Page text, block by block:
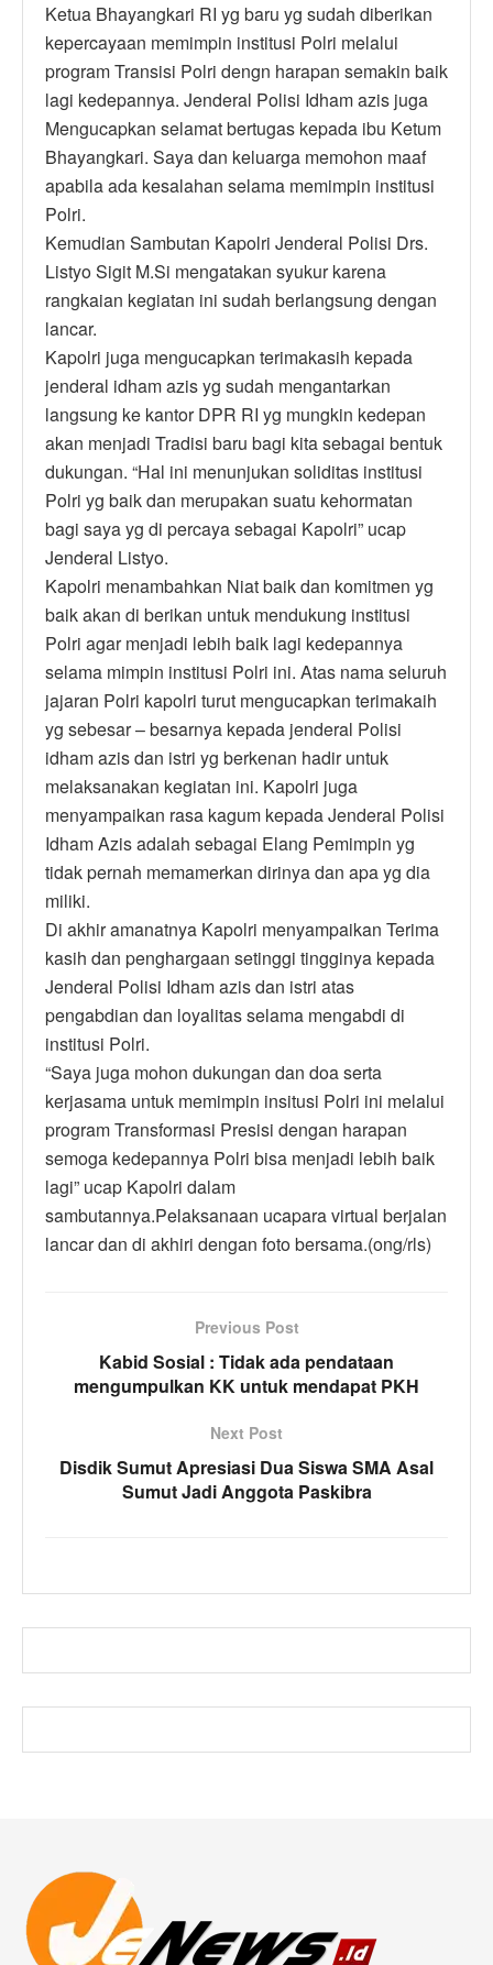
Ketua Bhayangkari RI yg baru yg sudah diberikan
kepercayaan memimpin institusi Polri melalui
program Transisi Polri dengn harapan semakin baik
lagi kedepannya. Jenderal Polisi Idham azis juga
Mengucapkan selamat bertugas kepada ibu Ketum
Bhayangkari. Saya dan keluarga memohon maaf
apabila ada kesalahan selama memimpin institusi
Polri.
Kemudian Sambutan Kapolri Jenderal Polisi Drs.
Listyo Sigit M.Si mengatakan syukur karena
rangkaian kegiatan ini sudah berlangsung dengan
lancar.
Kapolri juga mengucapkan terimakasih kepada
jenderal idham azis yg sudah mengantarkan
langsung ke kantor DPR RI yg mungkin kedepan
akan menjadi Tradisi baru bagi kita sebagai bentuk
dukungan. “Hal ini menunjukan soliditas institusi
Polri yg baik dan merupakan suatu kehormatan
bagi saya yg di percaya sebagai Kapolri” ucap
Jenderal Listyo.
Kapolri menambahkan Niat baik dan komitmen yg
baik akan di berikan untuk mendukung institusi
Polri agar menjadi lebih baik lagi kedepannya
selama mimpin institusi Polri ini. Atas nama seluruh
jajaran Polri kapolri turut mengucapkan terimakaih
yg sebesar – besarnya kepada jenderal Polisi
idham azis dan istri yg berkenan hadir untuk
melaksanakan kegiatan ini. Kapolri juga
menyampaikan rasa kagum kepada Jenderal Polisi
Idham Azis adalah sebagai Elang Pemimpin yg
tidak pernah memamerkan dirinya dan apa yg dia
miliki.
Di akhir amanatnya Kapolri menyampaikan Terima
kasih dan penghargaan setinggi tingginya kepada
Jenderal Polisi Idham azis dan istri atas
pengabdian dan loyalitas selama mengabdi di
institusi Polri.
“Saya juga mohon dukungan dan doa serta
kerjasama untuk memimpin insitusi Polri ini melalui
program Transformasi Presisi dengan harapan
semoga kedepannya Polri bisa menjadi lebih baik
lagi” ucap Kapolri dalam
sambutannya.Pelaksanaan ucapara virtual berjalan
lancar dan di akhiri dengan foto bersama.(ong/rls)
Previous Post
Kabid Sosial : Tidak ada pendataan
mengumpulkan KK untuk mendapat PKH
Next Post
Disdik Sumut Apresiasi Dua Siswa SMA Asal
Sumut Jadi Anggota Paskibra